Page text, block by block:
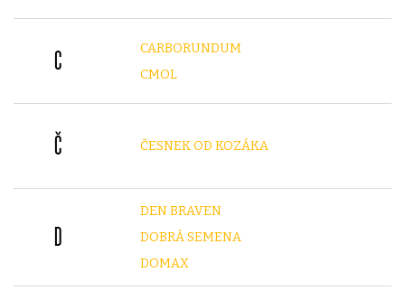
C
CARBORUNDUM
CMOL
Č ČESNEK OD KOZÁKA
D
DEN BRAVEN
DOBRÁ SEMENA
DOMAX